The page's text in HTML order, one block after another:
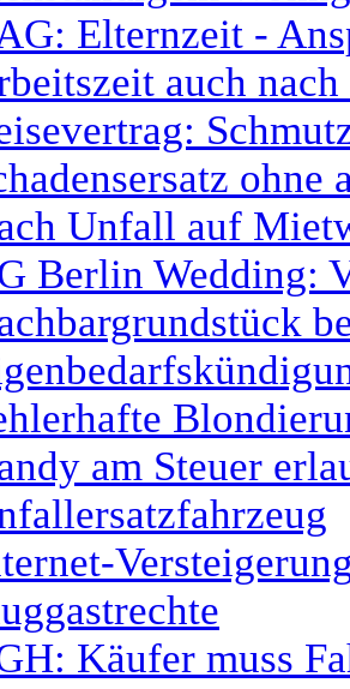
Elternzeit -
auch
ohne
Unfall auf
Berlin Wedding:
am Steuer
Käufer muss